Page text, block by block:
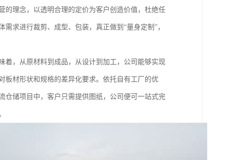
的理念，以透明合理的定价为客户创造价值，杜绝任
求进行裁剪、成型、包装，真正做到“量身定制”，
着，从原材料到成品，从设计到加工，公司能够实现
板材形状和规格的差异化要求。依托自有工厂的优
仓储项目中，客户只需提供图纸，公司便可一站式完